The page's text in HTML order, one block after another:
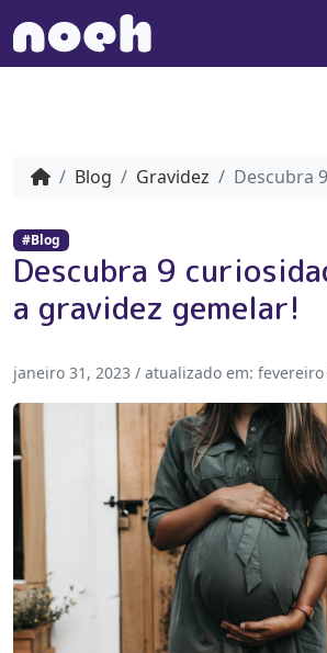
Blog Gravidez Descubra
#Blog
Descubra 9
a gravidez gemelar!
janeiro 31, 2023 / atualizado em: fevereiro